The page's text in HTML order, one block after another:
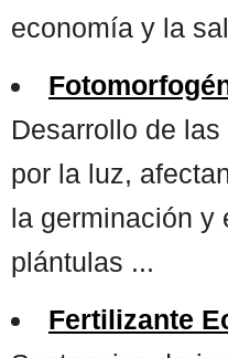
economía y la
Desarrollo de
por la luz,
la germinación y
plántulas ...
Fertilizante